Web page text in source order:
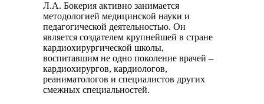
Л.А. Бокерия активно занимается
методологией медицинской науки и
педагогической деятельностью. Он
является создателем крупнейшей в стране
кардиохирургической школы,
воспитавшим не одно поколение врачей –
кардиохирургов, кардиологов,
реаниматологов и специалистов других
смежных специальностей.